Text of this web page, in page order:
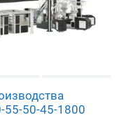
55-50-45-1800